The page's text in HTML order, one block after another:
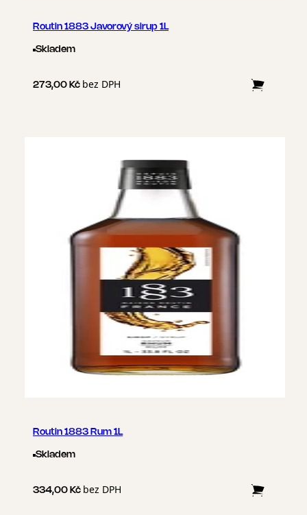
Routin 1883 Javorový sirup 1L
Skladem
273,00 Kč bez DPH
Routin 1883 Rum 1L
Skladem
334,00 Kč bez DPH